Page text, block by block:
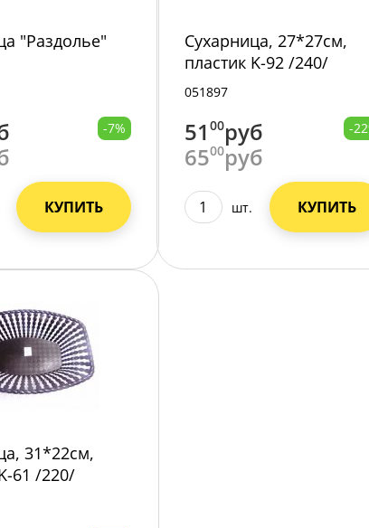
"Раздолье"
-7%
КУПИТЬ
Сухарница, 27*27см,
пластик K-92 /240/
051897
51 00руб
6500руб
-
шт. КУПИТЬ
31*22см,
61 /220/